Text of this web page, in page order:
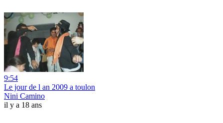
9:54
Le jour de l an 2009 a toulon
Nini Camino
il y a 18 ans